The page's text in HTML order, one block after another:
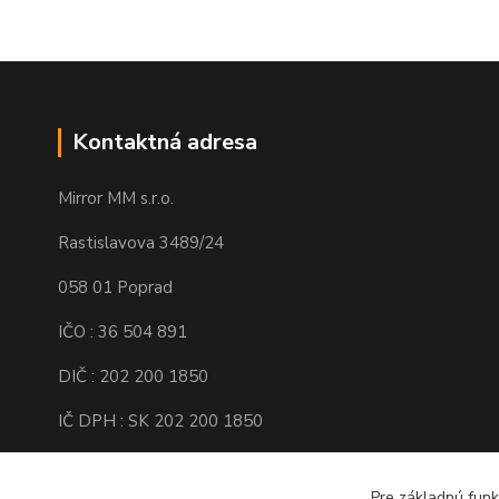
Kontaktná adresa
Mirror MM s.r.o.
Rastislavova 3489/24
058 01 Poprad
IČO : 36 504 891
DIČ : 202 200 1850
IČ DPH : SK 202 200 1850